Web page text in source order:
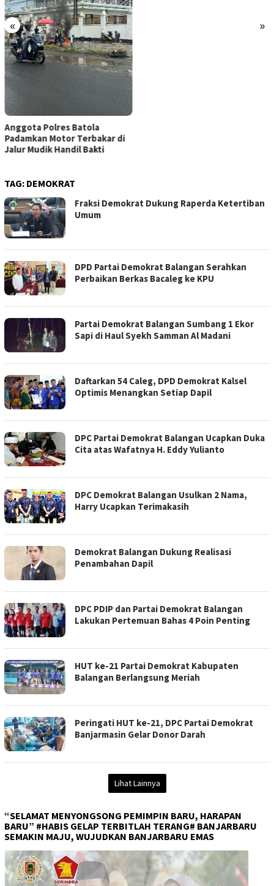
« »
Anggota Polres Batola
Padamkan Motor Terbakar di
Jalur Mudik Handil Bakti
TAG: DEMOKRAT
Fraksi Demokrat Dukung Raperda Ketertiban
Umum
DPD Partai Demokrat Balangan Serahkan
Perbaikan Berkas Bacaleg ke KPU
Partai Demokrat Balangan Sumbang 1 Ekor
Sapi di Haul Syekh Samman Al Madani
Daftarkan 54 Caleg, DPD Demokrat Kalsel
Optimis Menangkan Setiap Dapil
DPC Partai Demokrat Balangan Ucapkan Duka
Cita atas Wafatnya H. Eddy Yulianto
DPC Demokrat Balangan Usulkan 2 Nama,
Harry Ucapkan Terimakasih
Demokrat Balangan Dukung Realisasi
Penambahan Dapil
DPC PDIP dan Partai Demokrat Balangan
Lakukan Pertemuan Bahas 4 Poin Penting
HUT ke-21 Partai Demokrat Kabupaten
Balangan Berlangsung Meriah
Peringati HUT ke-21, DPC Partai Demokrat
Banjarmasin Gelar Donor Darah
Lihat Lainnya
“SELAMAT MENYONGSONG PEMIMPIN BARU, HARAPAN
BARU” #HABIS GELAP TERBITLAH TERANG# BANJARBARU
SEMAKIN MAJU, WUJUDKAN BANJARBARU EMAS